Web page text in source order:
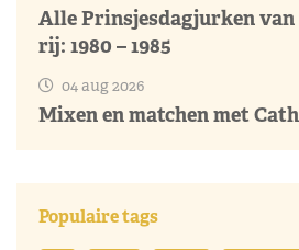
Alle Prinsjesdagjurken van
rij: 1980 – 1985
04 aug 2026
Mixen en matchen met
Populaire tags